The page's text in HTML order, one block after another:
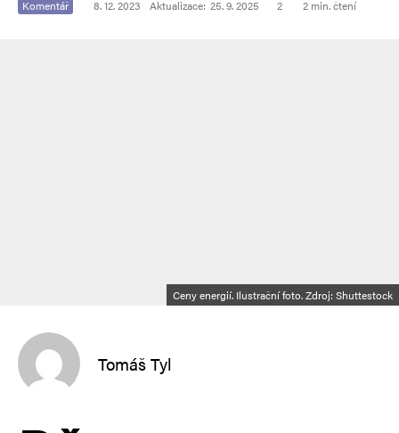
Komentář 8. 12. 2023 Aktualizace: 25. 9. 2025 2 min. čtení
Ceny energií. Ilustrační foto. Zdroj: Shuttestock
Tomáš Tyl